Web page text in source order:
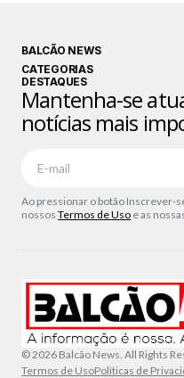
BALCÃO NEWS
CATEGORIAS
DESTAQUES
Mantenha-se
notícias mais
Ao pressionar o botão Inscrever-
nossos Termos de Uso e as
© 2026 Balcão News. All Rights
Termos de UsoPolíticas de